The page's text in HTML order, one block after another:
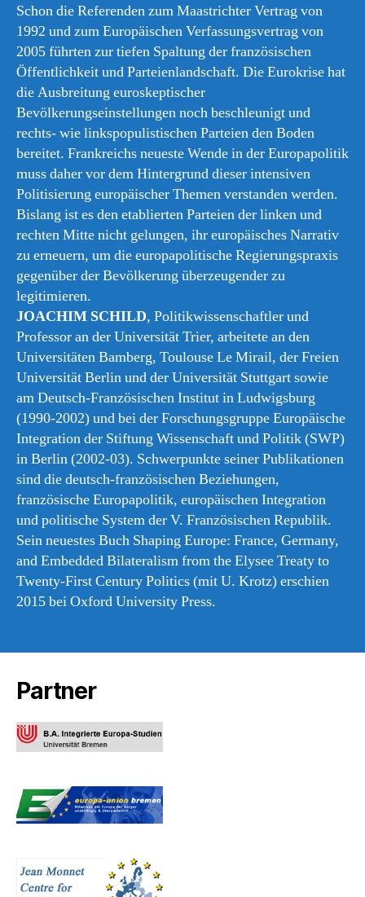
Schon die Referenden zum Maastrichter Vertrag von
1992 und zum Europäischen Verfassungsvertrag von
2005 führten zur tiefen Spaltung der französischen
Öffentlichkeit und Parteienlandschaft. Die Eurokrise hat
die Ausbreitung euroskeptischer
Bevölkerungseinstellungen noch beschleunigt und
rechts- wie linkspopulistischen Parteien den Boden
bereitet. Frankreichs neueste Wende in der Europapolitik
muss daher vor dem Hintergrund dieser intensiven
Politisierung europäischer Themen verstanden werden.
Bislang ist es den etablierten Parteien der linken und
rechten Mitte nicht gelungen, ihr europäisches Narrativ
zu erneuern, um die europapolitische Regierungspraxis
gegenüber der Bevölkerung überzeugender zu
legitimieren.
JOACHIM SCHILD, Politikwissenschaftler und
Professor an der Universität Trier, arbeitete an den
Universitäten Bamberg, Toulouse Le Mirail, der Freien
Universität Berlin und der Universität Stuttgart sowie
am Deutsch-Französischen Institut in Ludwigsburg
(1990-2002) und bei der Forschungsgruppe Europäische
Integration der Stiftung Wissenschaft und Politik (SWP)
in Berlin (2002-03). Schwerpunkte seiner Publikationen
sind die deutsch-französischen Beziehungen,
französische Europapolitik, europäischen Integration
und politische System der V. Französischen Republik.
Sein neuestes Buch Shaping Europe: France, Germany,
and Embedded Bilateralism from the Elysee Treaty to
Twenty-First Century Politics (mit U. Krotz) erschien
2015 bei Oxford University Press.
Partner